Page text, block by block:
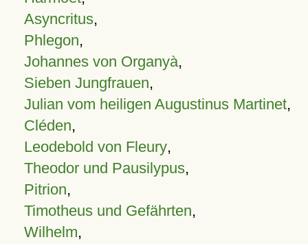
Asyncritus,
Phlegon,
Johannes von Organyà,
Sieben Jungfrauen,
Julian vom heiligen Augustinus Martinet,
Cléden,
Leodebold von Fleury,
Theodor und Pausilypus,
Pitrion,
Timotheus und Gefährten,
Wilhelm,